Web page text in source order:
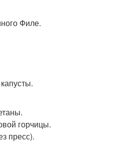
Филе.
горчицы.
пресс).